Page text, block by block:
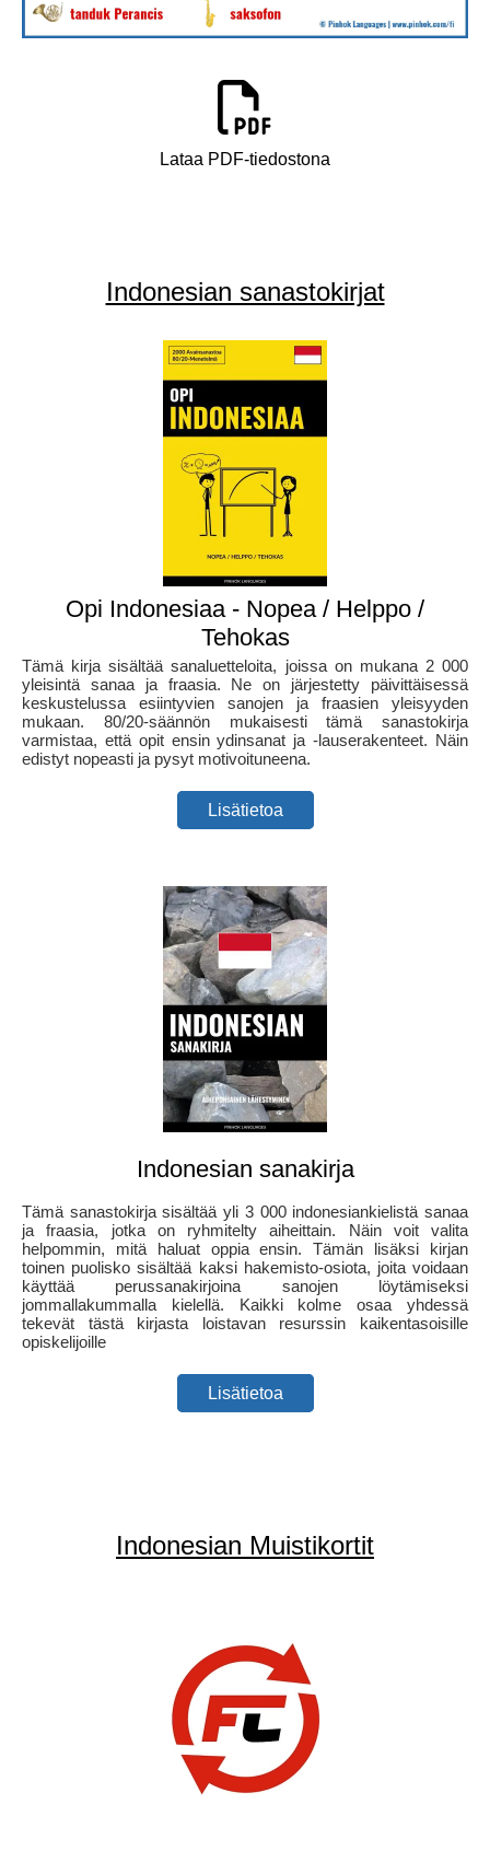
Lataa PDF-tiedostona
Indonesian sanastokirjat
Opi Indonesiaa - Nopea / Helppo /
Tehokas
Tämä kirja sisältää sanaluetteloita, joissa on mukana 2 000
yleisintä sanaa ja fraasia. Ne on järjestetty päivittäisessä
keskustelussa esiintyvien sanojen ja fraasien yleisyyden
mukaan. 80/20-säännön mukaisesti tämä sanastokirja
varmistaa, että opit ensin ydinsanat ja -lauserakenteet. Näin
edistyt nopeasti ja pysyt motivoituneena.
Lisätietoa
Indonesian sanakirja
Tämä sanastokirja sisältää yli 3 000 indonesiankielistä sanaa
ja fraasia, jotka on ryhmitelty aiheittain. Näin voit valita
helpommin, mitä haluat oppia ensin. Tämän lisäksi kirjan
toinen puolisko sisältää kaksi hakemisto-osiota, joita voidaan
käyttää perussanakirjoina sanojen löytämiseksi
jommallakummalla kielellä. Kaikki kolme osaa yhdessä
tekevät tästä kirjasta loistavan resurssin kaikentasoisille
opiskelijoille
Lisätietoa
Indonesian Muistikortit